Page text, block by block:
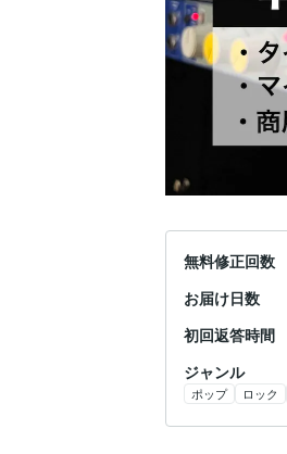
無料修正回数
お届け日数
初回返答時間
ジャンル
ポップ ロック